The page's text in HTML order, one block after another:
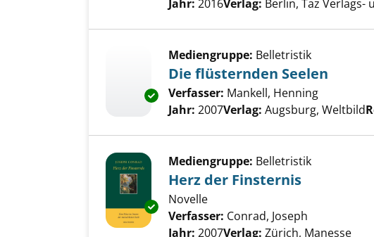
Suche nach diesem Verfasser
Jahr: 2016Verlag: Berlin, Taz Verlags-
Exemplar-Details von Die flüsternden
Mediengruppe: Belletristik
Die flüsternden Seelen
Verfasser: Mankell, Henning
Jahr: 2007Verlag: Augsburg, Weltbild
Exemplar-Details von Herz der Finsternis
Mediengruppe: Belletristik
Herz der Finsternis
Novelle
Verfasser: Conrad, Joseph
Jahr: 2007Verlag: Zürich, Manesse